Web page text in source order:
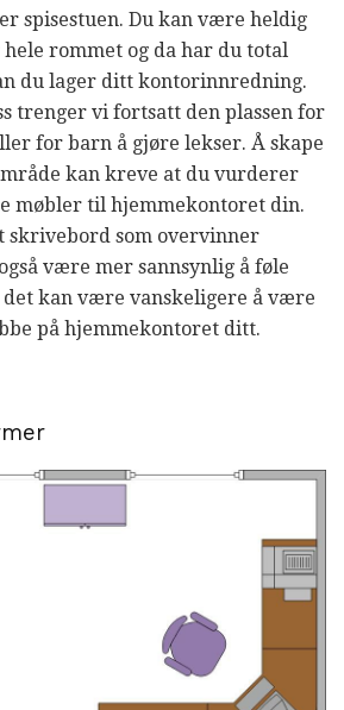
spisestuen. Du kan være heldig
rommet og da har du total
du lager ditt kontorinnredning.
trenger vi fortsatt den plassen for
for barn å gjøre lekser. Å skape
kan kreve at du vurderer
møbler til hjemmekontoret din.
skrivebord som overvinner
være mer sannsynlig å føle
det kan være vanskeligere å være
på hjemmekontoret ditt.